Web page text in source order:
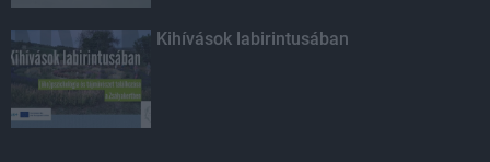
Kihívások labirintusában